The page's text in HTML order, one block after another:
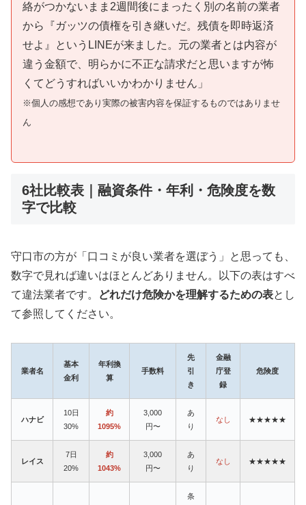
絡がつかないまま2週間後にまったく別の名前の業者
から『ガッツの債権を引き継いだ。残債を即時返済
せよ』というLINEが来ました。元の業者とは内容が
違う金額で、明らかに不正な請求だと思いますが怖
くてどうすればいいかわかりません」
※個人の感想であり実際の被害内容を保証するものではありませ
ん
6社比較表｜融資条件・年利・危険度を数
字で比較
守口市の方が「口コミが良い業者を選ぼう」と思っても、
数字で見れば違いはほとんどありません。以下の表はすべ
て違法業者です。
どれだけ危険かを理解するための表とし
て参照してください。
業者名
基本
金利
年利換
算
手数料
先
引
き
金融
庁登
録
危険度
ハナビ
10日
30%
約
1095%
3,000
円〜
あ
り
なし ★★★★★
レイス
7日
20%
約
1043%
3,000
円〜
あ
り
なし ★★★★★
条